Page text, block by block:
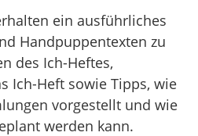
ein ausführliches
Handpuppentexten zu
des Ich-Heftes,
Ich-Heft sowie Tipps, wie
vorgestellt und wie
werden kann.